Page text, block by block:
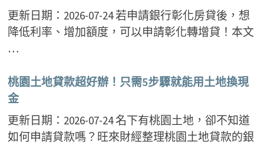
更新日期：2026-07-24 若申請銀行彰化房貸後，想
降低利率、增加額度，可以申請彰化轉增貸！本文
…
桃園土地貸款超好辦！只需5步驟就能用土地換現
金
更新日期：2026-07-24 名下有桃園土地，卻不知道
如何申請貸款嗎？旺來財經整理桃園土地貸款的銀